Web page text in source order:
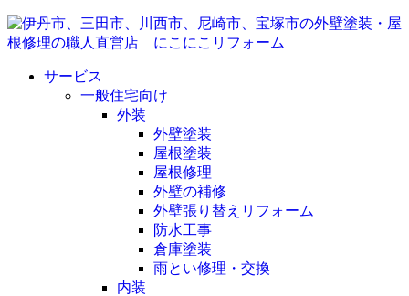
サービス
一般住宅向け
外装
外壁塗装
屋根塗装
屋根修理
外壁の補修
外壁張り替えリフォーム
防水工事
倉庫塗装
雨とい修理・交換
内装